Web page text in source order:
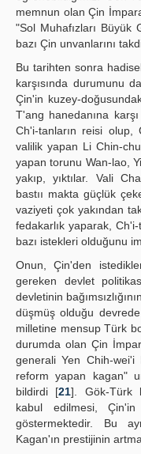
memnun olan Çin
"Sol Muhafızları
bazı Çin unvanlarını
Bu tarihten sonra
karşısında durumunu
Çin'in kuzey-
T'ang hanedanına
Ch'i-tanların reisi olup,
valilik yapan Li Chin-
yapan torunu Wan-lao,
yakıp, yıktılar. Vali
bastıı makta güçlük
vaziyeti çok yakından
fedakarlık yaparak, Ch'i-
bazı istekleri olduğunu
Onun, Çin'den
gereken devlet
devletinin
düşmüş olduğu
milletine mensup Türk
durumda olan Çin
generali Yen Chih-
reform yapan kagan"
bildirdi [21]. Gök-Türk
kabul edilmesi,
göstermektedir. Bu
Kagan'ın prestijinin